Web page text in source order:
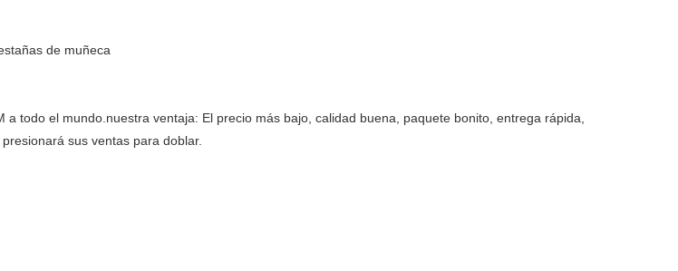
de muñeca
todo el mundo.nuestra ventaja: El precio más bajo, calidad buena, paquete bonito, entrega rápida,
sus ventas para doblar.